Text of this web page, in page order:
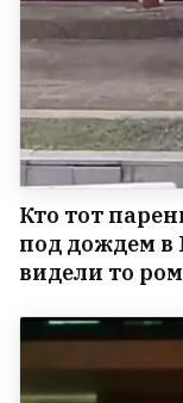
Кто тот
под дождем в
видели то